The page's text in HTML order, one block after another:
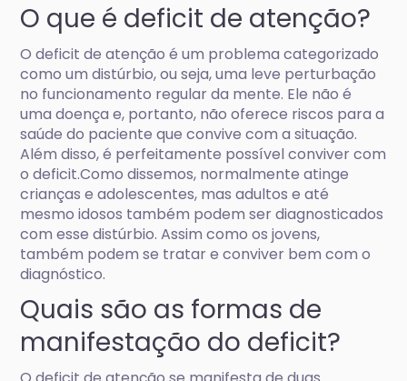
O que é deficit de atenção?
O deficit de atenção é um problema categorizado
como um distúrbio, ou seja, uma leve perturbação
no funcionamento regular da mente. Ele não é
uma doença e, portanto, não oferece riscos para a
saúde do paciente que convive com a situação.
Além disso, é perfeitamente possível conviver com
o deficit.Como dissemos, normalmente atinge
crianças e adolescentes, mas adultos e até
mesmo idosos também podem ser diagnosticados
com esse distúrbio. Assim como os jovens,
também podem se tratar e conviver bem com o
diagnóstico.
Quais são as formas de
manifestação do deficit?